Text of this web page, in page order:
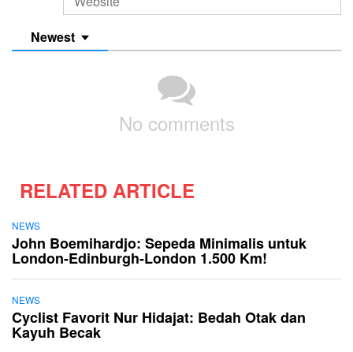
Newest
No comments
RELATED ARTICLE
NEWS
John Boemihardjo: Sepeda Minimalis untuk
London-Edinburgh-London 1.500 Km!
NEWS
Cyclist Favorit Nur Hidajat: Bedah Otak dan
Kayuh Becak